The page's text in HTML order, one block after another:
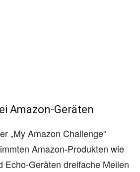
Amazon-Geräten
„My Amazon Challenge“
Amazon-Produkten wie
Echo-Geräten dreifache Meilen